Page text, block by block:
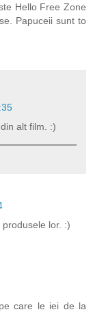
Hello Free Zone
Papuceii sunt to
alt film. :)
lor. :)
care le iei de la